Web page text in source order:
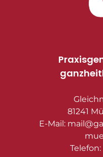
81241
E-Mail:
Telefon: